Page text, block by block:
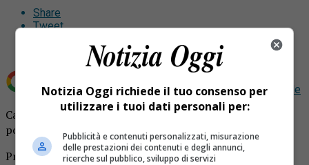
Share
Tweet
Aggiungi Notizia Oggi.it come Fonte preferita su Google
Cassacontinua fatta saltare con le bombole del gas alle
porte di Vercelli
Prima hanno fatto esplodere la cassa continua del
Notizia Oggi richiede il tuo consenso per
utilizzare i tuoi dati personali per:
Pubblicità e contenuti personalizzati, misurazione
delle prestazioni dei contenuti e degli annunci,
ricerche sul pubblico, sviluppo di servizi